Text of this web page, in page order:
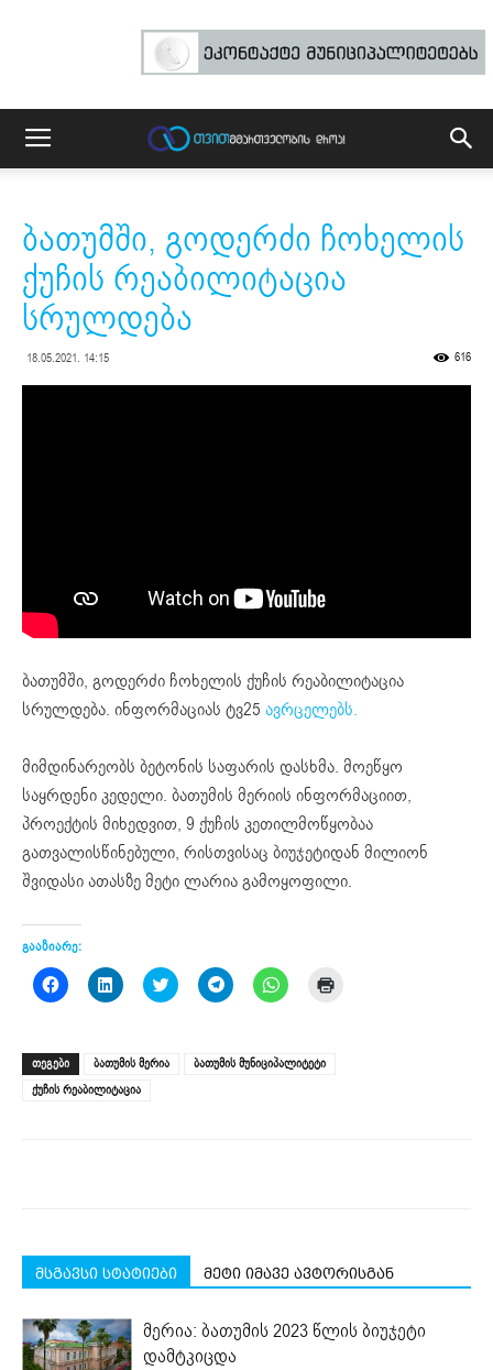
ბათუმში, გოდერძი ჩოხელის
ქუჩის რეაბილიტაცია
სრულდება
18.05.2021. 14:15 616
ბათუმში, გოდერძი ჩოხელის ქუჩის რეაბილიტაცია
სრულდება. ინფორმაციას ტვ25 ავრცელებს.
მიმდინარეობს ბეტონის საფარის დასხმა. მოეწყო
საყრდენი კედელი. ბათუმის მერიის ინფორმაციით,
პროექტის მიხედვით, 9 ქუჩის კეთილმოწყობაა
გათვალისწინებული, რისთვისაც ბიუჯეტიდან მილიონ
შვიდასი ათასზე მეტი ლარია გამოყოფილი.
გააზიარე:
Click
to
(Opens
in
new
window)
Click
to
(Opens
in
window)
Click
to
Click
to
(Opens
in
Click
to
in
ᲗᲔᲒᲔᲑᲘ ბათუმის მერია
ბათუმის მუნიციპალიტეტი
ქუჩის რეაბილიტაცია
მსგავსი სტატიები მეტი იმავე ავტორისგან
მერია: ბათუმის 2023 წლის ბიუჯეტი
დამტკიცდა